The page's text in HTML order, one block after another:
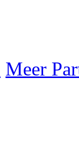
Meer